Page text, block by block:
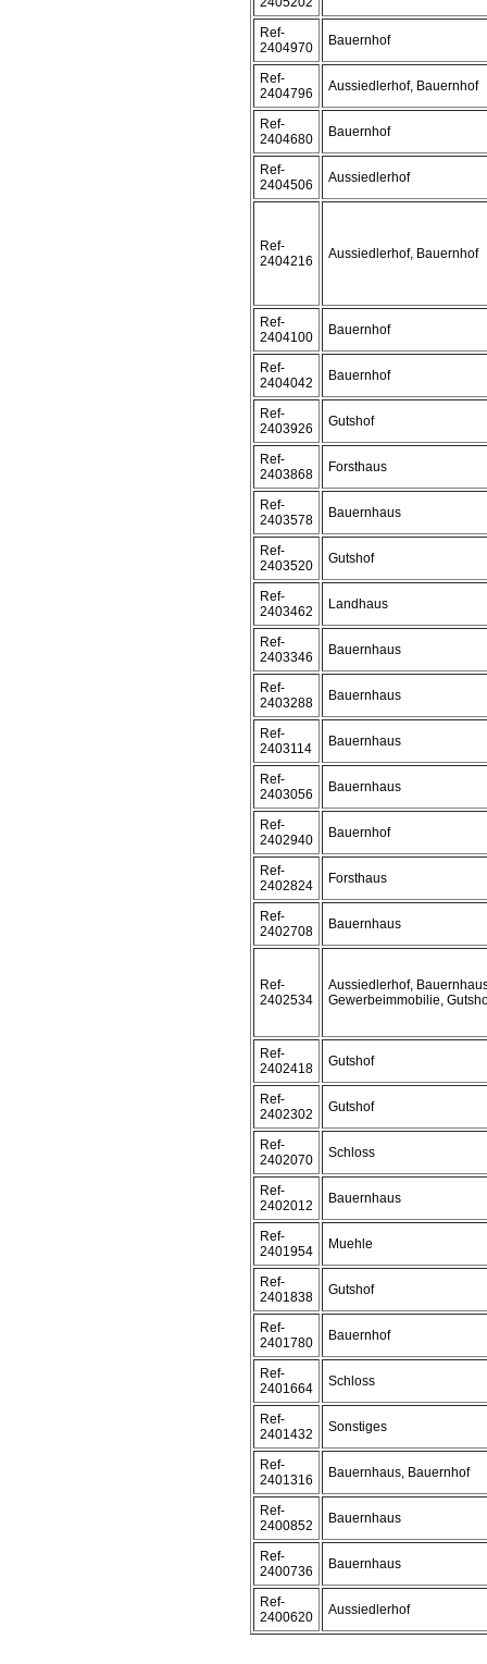
Ref-
2404970
Bauernhof
Ref-
2404796
Aussiedlerhof, Bauernhof
Ref-
2404680
Bauernhof
Ref-
2404506
Aussiedlerhof
Ref-
2404216
Aussiedlerhof, Bauernhof
Ref-
2404100
Bauernhof
Ref-
2404042
Bauernhof
Ref-
2403926
Gutshof
Ref-
2403868
Forsthaus
Ref-
2403578
Bauernhaus
Ref-
2403520
Gutshof
Ref-
2403462
Landhaus
Ref-
2403346
Bauernhaus
Ref-
2403288
Bauernhaus
Ref-
2403114
Bauernhaus
Ref-
2403056
Bauernhaus
Ref-
2402940
Bauernhof
Ref-
2402824
Forsthaus
Ref-
2402708
Bauernhaus
Ref-
2402534
Aussiedlerhof,
Gewerbeimmobilie,
Ref-
2402418
Gutshof
Ref-
2402302
Gutshof
Ref-
2402070
Schloss
Ref-
2402012
Bauernhaus
Ref-
2401954
Muehle
Ref-
2401838
Gutshof
Ref-
2401780
Bauernhof
Ref-
2401664
Schloss
Ref-
2401432
Sonstiges
Ref-
2401316
Bauernhaus, Bauernhof
Ref-
2400852
Bauernhaus
Ref-
2400736
Bauernhaus
Ref-
2400620
Aussiedlerhof